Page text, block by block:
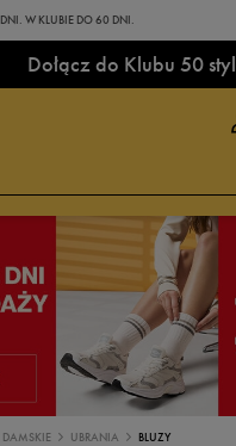
W KLUBIE DO 60 DNI.
Dołącz do Klubu 50
DAMSKIE UBRANIA BLUZY